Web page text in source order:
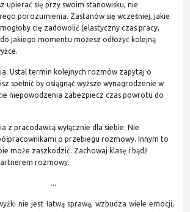
upierać się przy swoim stanowisku, nie
porozumienia. Zastanów się wcześniej, jakie
cię zadowolić (elastyczny czas pracy,
jakiego momentu możesz odłożyć kolejną
Ustal termin kolejnych rozmów zapytaj o
spełnić by osiągnąć wyższe wynagrodzenie w
niepowodzenia zabezpiecz czas powrotu do
z pracodawcą wyłącznie dla siebie. Nie
o przebiegu rozmowy. Innym to
może zaszkodzić. Zachowaj klasę i bądź
rozmowy.
...
nie jest łatwą sprawą, wzbudza wiele emocji,